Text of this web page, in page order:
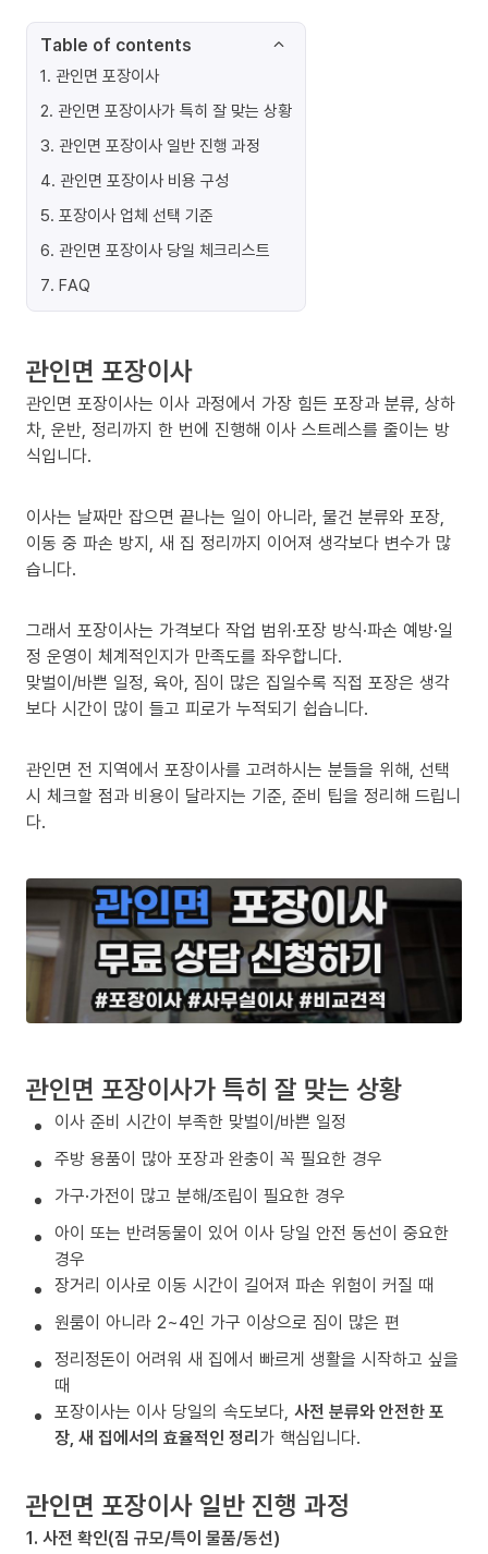
Table of contents
1. 관인면 포장이사
2. 관인면 포장이사가 특히 잘 맞는 상황
3. 관인면 포장이사 일반 진행 과정
4. 관인면 포장이사 비용 구성
5. 포장이사 업체 선택 기준
6. 관인면 포장이사 당일 체크리스트
7. FAQ
관인면 포장이사
관인면 포장이사는 이사 과정에서 가장 힘든 포장과 분류, 상하
차, 운반, 정리까지 한 번에 진행해 이사 스트레스를 줄이는 방
식입니다.
이사는 날짜만 잡으면 끝나는 일이 아니라, 물건 분류와 포장,
이동 중 파손 방지, 새 집 정리까지 이어져 생각보다 변수가 많
습니다.
그래서 포장이사는 가격보다 작업 범위·포장 방식·파손 예방·일
정 운영이 체계적인지가 만족도를 좌우합니다.
맞벌이/바쁜 일정, 육아, 짐이 많은 집일수록 직접 포장은 생각
보다 시간이 많이 들고 피로가 누적되기 쉽습니다.
관인면 전 지역에서 포장이사를 고려하시는 분들을 위해, 선택
시 체크할 점과 비용이 달라지는 기준, 준비 팁을 정리해 드립니
다.
관인면 포장이사가 특히 잘 맞는 상황
이사 준비 시간이 부족한 맞벌이/바쁜 일정
주방 용품이 많아 포장과 완충이 꼭 필요한 경우
가구·가전이 많고 분해/조립이 필요한 경우
아이 또는 반려동물이 있어 이사 당일 안전 동선이 중요한
경우
장거리 이사로 이동 시간이 길어져 파손 위험이 커질 때
원룸이 아니라 2~4인 가구 이상으로 짐이 많은 편
정리정돈이 어려워 새 집에서 빠르게 생활을 시작하고 싶을
때
포장이사는 이사 당일의 속도보다, 사전 분류와 안전한 포
장, 새 집에서의 효율적인 정리가 핵심입니다.
관인면 포장이사 일반 진행 과정
1. 사전 확인(짐 규모/특이 물품/동선)